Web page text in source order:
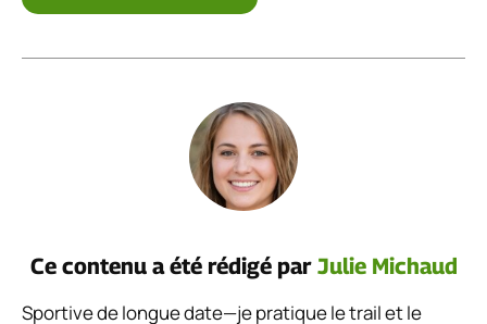
Ce contenu a été rédigé par Julie Michaud
Sportive de longue date—je pratique le trail et le